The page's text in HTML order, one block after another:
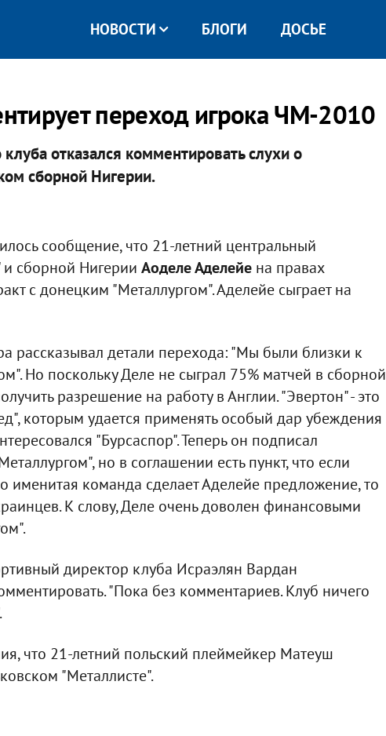
НОВОСТИ БЛОГИ ДОСЬЕ
переход игрока ЧМ-2010
отказался комментировать слухи о
сборной Нигерии.
сообщение, что 21-летний центральный
сборной Нигерии Аоделе Аделейена правах
с донецким "Металлургом". Аделейе сыграет на
рассказывал детали перехода: "Мы были близки к
Но поскольку Деле не сыграл 75% матчей в сборной
разрешение на работу в Англии. "Эвертон" - это
которым удается применять особый дар убеждения
"Бурсаспор". Теперь он подписал
но в соглашении есть пункт, что если
именитая команда сделает Аделейе предложение, то
К слову, Деле очень доволен финансовыми
директор клуба Исраэлян Вардан
"Пока без комментариев. Клуб ничего
что 21-летний польский плеймейкер Матеуш
"Металлисте".